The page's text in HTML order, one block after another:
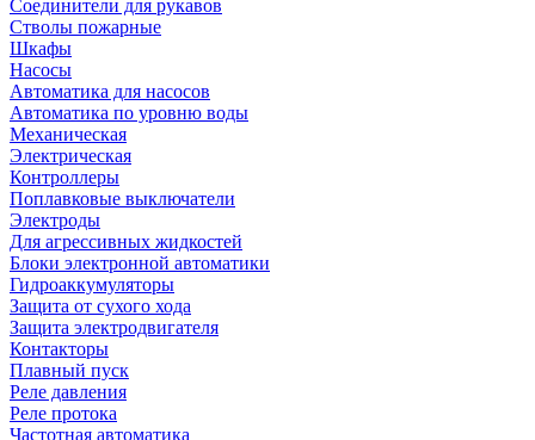
Соединители для рукавов
Стволы пожарные
Шкафы
Насосы
Автоматика для насосов
Автоматика по уровню воды
Механическая
Электрическая
Контроллеры
Поплавковые выключатели
Электроды
Для агрессивных жидкостей
Блоки электронной автоматики
Гидроаккумуляторы
Защита от сухого хода
Защита электродвигателя
Контакторы
Плавный пуск
Реле давления
Реле протока
Частотная автоматика